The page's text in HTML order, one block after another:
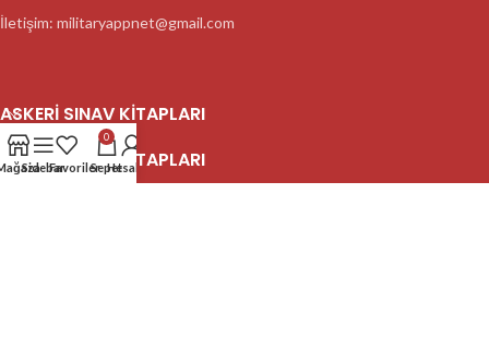
İletişim: militaryappnet@gmail.com
ASKERI SINAV KITAPLARI
ASKERI SINAV KITAPLARI
SidebarFavoriler
0
SepetHesabım